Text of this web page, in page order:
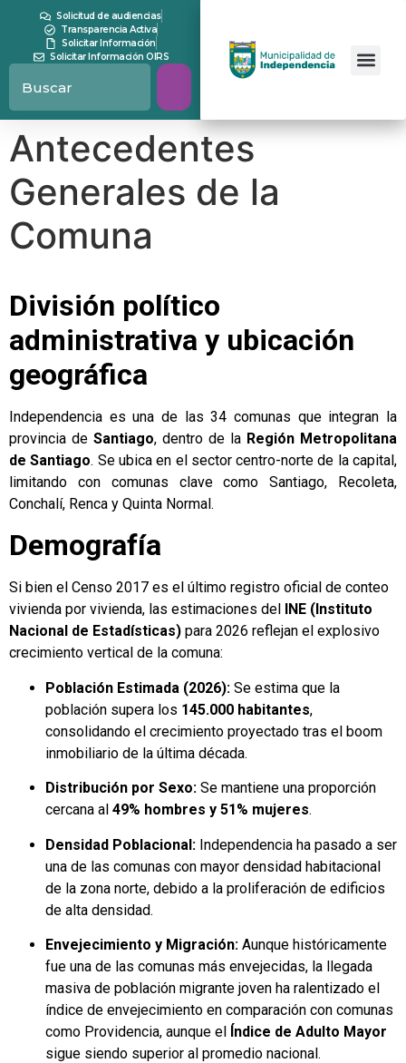
contenidoSolicitud de audiencias
Transparencia Activa
Solicitar Información
Solicitar Información OIRS
Antecedentes
Generales de la
Comuna
División político
administrativa y ubicación
geográfica
Independencia es una de las 34 comunas que integran la
provincia de Santiago, dentro de la Región Metropolitana
de Santiago. Se ubica en el sector centro-norte de la capital,
limitando con comunas clave como Santiago, Recoleta,
Conchalí, Renca y Quinta Normal.
Demografía
Si bien el Censo 2017 es el último registro oficial de conteo
vivienda por vivienda, las estimaciones del
INE (Instituto
Nacional de Estadísticas) para 2026 reflejan el explosivo
crecimiento vertical de la comuna:
Población Estimada (2026): Se estima que la
población supera los 145.000 habitantes,
consolidando el crecimiento proyectado tras el boom
inmobiliario de la última década.
Distribución por Sexo: Se mantiene una proporción
cercana al 49% hombres y 51% mujeres.
Densidad Poblacional: Independencia ha pasado a ser
una de las comunas con mayor densidad habitacional
de la zona norte, debido a la proliferación de edificios
de alta densidad.
Envejecimiento y Migración: Aunque históricamente
fue una de las comunas más envejecidas, la llegada
masiva de población migrante joven ha ralentizado el
índice de envejecimiento en comparación con comunas
como Providencia, aunque el Índice de Adulto Mayor
sigue siendo superior al promedio nacional.